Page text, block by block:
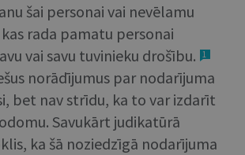
šai personai vai nevēlamu
rada pamatu personai
vai savu tuvinieku drošību.
1
norādījumus par nodarījuma
bet nav strīdu, ka to var izdarīt
Savukārt judikatūrā
ka šā noziedzīgā nodarījuma